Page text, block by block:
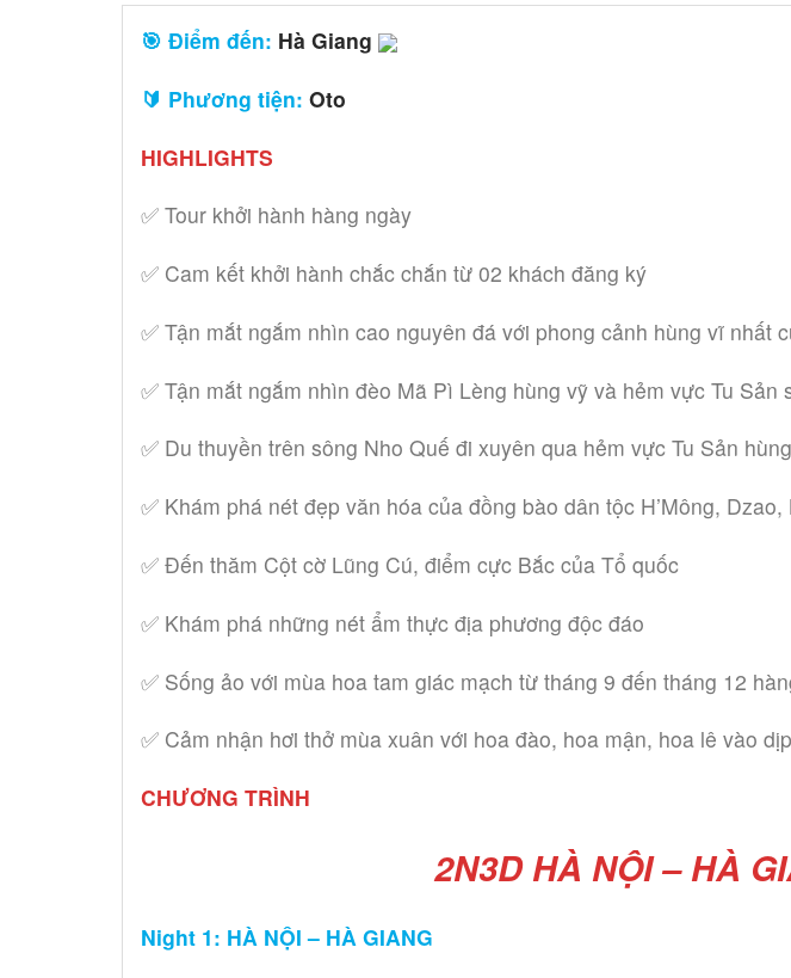
🎯 Điểm đến: Hà Giang
🔰 Phương tiện: Oto
HIGHLIGHTS
✅ Tour khởi hành hàng ngày
✅ Cam kết khởi hành chắc chắn từ 02 khách đăng ký
✅ Tận mắt ngắm nhìn cao nguyên đá với phong cảnh hùng vĩ nhất
✅ Tận mắt ngắm nhìn đèo Mã Pì Lèng hùng vỹ và hẻm vực Tu Sản
✅ Du thuyền trên sông Nho Quế đi xuyên qua hẻm vực Tu Sản
✅ Khám phá nét đẹp văn hóa của đồng bào dân tộc H’Mông,
✅ Đến thăm Cột cờ Lũng Cú, điểm cực Bắc của Tổ quốc
✅ Khám phá những nét ẩm thực địa phương độc đáo
✅ Sống ảo với mùa hoa tam giác mạch từ tháng 9 đến tháng 12
✅ Cảm nhận hơi thở mùa xuân với hoa đào, hoa mận, hoa lê vào
CHƯƠNG TRÌNH
2N3D HÀ NỘI – HÀ
Night 1: HÀ NỘI – HÀ GIANG